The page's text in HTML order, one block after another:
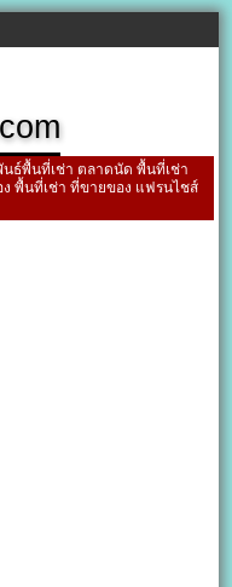
ธ์พื้นที่เช่า ตลาดนัด พื้นที่เช่า
พื้นที่เช่า ที่ขายของ แฟรนไชส์